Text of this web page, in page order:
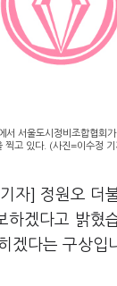
서 서울도시정비조합협회
찍고 있다. (사진=이수정 기
자] 정원오 더
하겠다고 밝혔
겠다는 구상입